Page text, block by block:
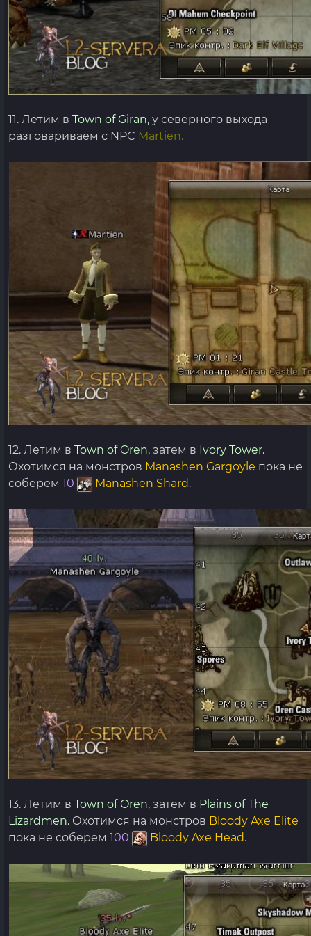
11. Летим в Town of Giran, у северного выхода
разговариваем с NPC Martien.
12. Летим в Town of Oren, затем в Ivory Tower.
Охотимся на монстров Manashen Gargoyle пока не
соберем 10 Manashen Shard.
13. Летим в Town of Oren, затем в Plains of The
Lizardmen. Охотимся на монстров Bloody Axe Elite
пока не соберем 100 Bloody Axe Head.